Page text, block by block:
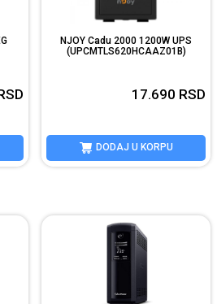
NJOY Cadu 2000 1200W UPS
(UPCMTLS620HCAAZ01B)
17.690 RSD
DODAJ U KORPU